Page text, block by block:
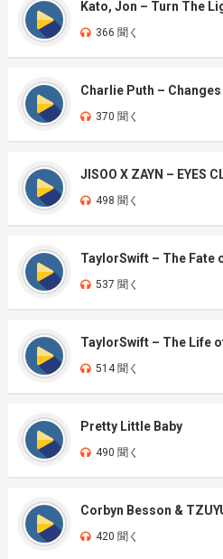
Kato, Jon – Turn The
366 聞く
Charlie Puth – Changes
370 聞く
JISOO X ZAYN – EYES
498 聞く
TaylorSwift – The Fate
537 聞く
TaylorSwift – The Life
514 聞く
Pretty Little Baby
490 聞く
Corbyn Besson &
420 聞く